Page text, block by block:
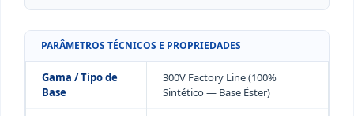
PARÂMETROS TÉCNICOS E PROPRIEDADES
Gama / Tipo de
Base
300V Factory Line (100%
Sintético — Base Éster)